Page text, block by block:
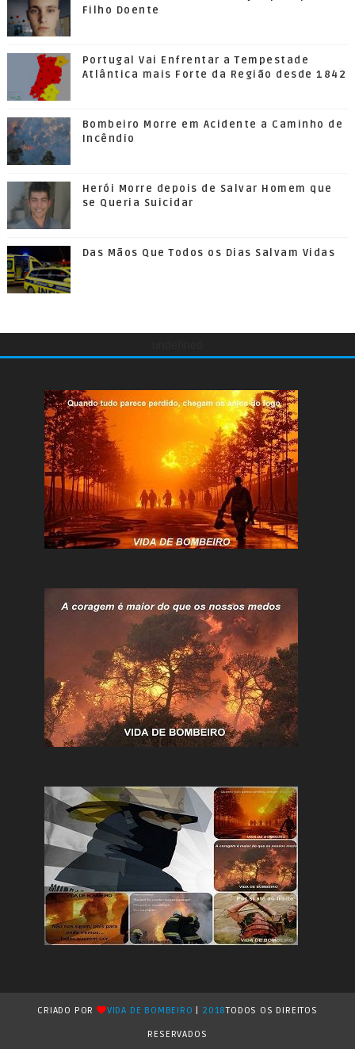
Filho Doente
Portugal Vai Enfrentar a Tempestade
Atlântica mais Forte da Região desde 1842
Bombeiro Morre em Acidente a Caminho de
Incêndio
Herói Morre depois de Salvar Homem que
se Queria Suicidar
Das Mãos Que Todos os Dias Salvam Vidas
CRIADO POR VIDA DE BOMBEIRO 2018TODOS OS DIREITOS
RESERVADOS